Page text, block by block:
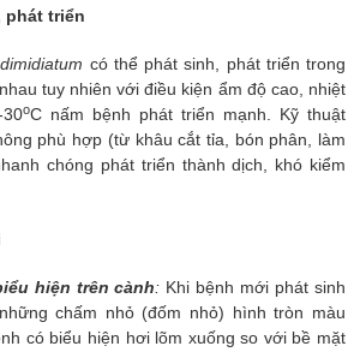
phát triển
có thể phát sinh, phát triển trong
tuy nhiên với điều kiện ẩm độ cao, nhiệt
oC nấm bệnh phát triển mạnh. Kỹ thuật
phù hợp (từ khâu cắt tỉa, bón phân, làm
chóng phát triển thành dịch, khó kiểm
hiện trên cành: Khi bệnh mới phát sinh
chấm nhỏ (đốm nhỏ) hình tròn màu
có biểu hiện hơi lõm xuống so với bề mặt